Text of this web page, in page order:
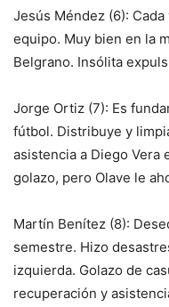
Jesús Méndez (6):
equipo. Muy bien en la
Belgrano. Insólita
Jorge Ortiz (7): Es
fútbol. Distribuye y
asistencia a Diego Vera
golazo, pero Olave le
Martín Benítez (8):
semestre. Hizo
izquierda. Golazo de
recuperación y